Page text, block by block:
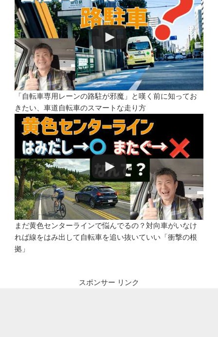
「自転車専用レーンの路駐が邪魔」と嘆く前に知ってお
きたい、車道自転車のスマートな走り方
まだ黄色センターラインで悩んでるの？対向車がいなけ
れば線をはみ出して自転車を追い抜いていい「衝撃の根
拠」
スポンサー リンク